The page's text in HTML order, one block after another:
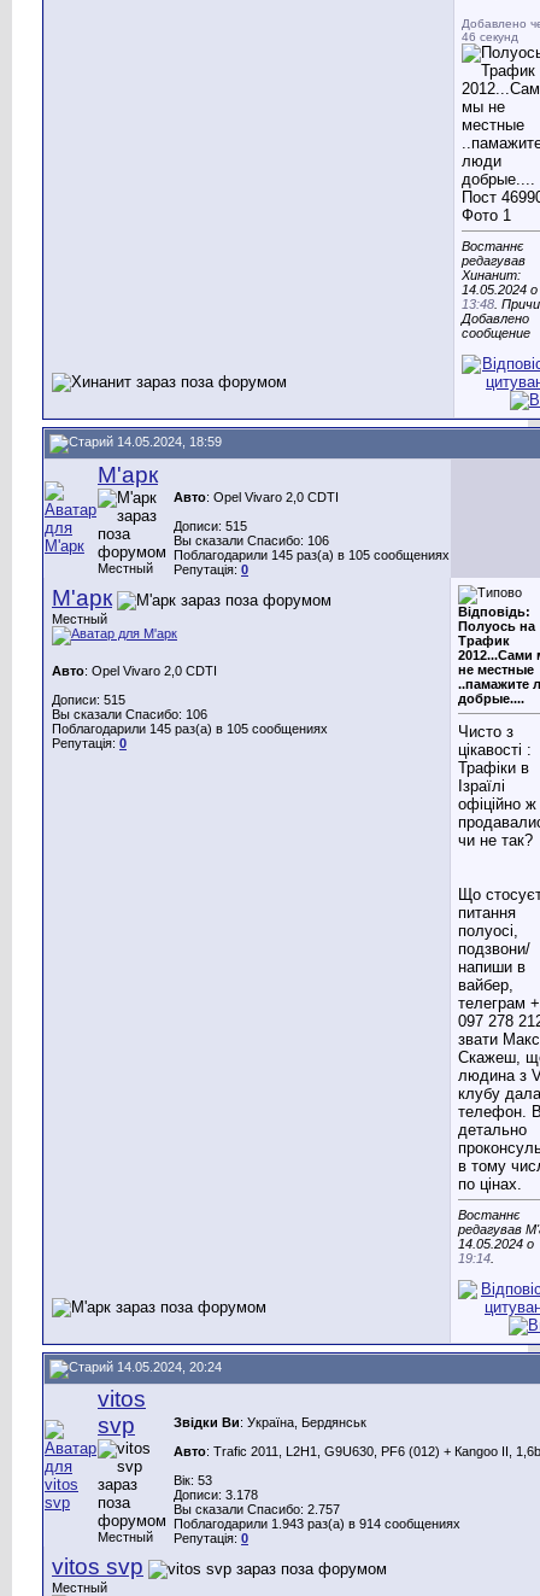
Добавлено
46 секунд
Востаннє
редагував
Хинанит:
14.05.2024 о
13:48 .
Добавлено
сообщение
14.05.2024, 18:59
М'арк
Местный
Авто: Opel Vivaro 2,0 CDTI
Дописи: 515
Вы сказали Спасибо: 106
Поблагодарили 145 раз(а) в 105 сообщениях
Репутація: 0
М'арк
Местный
Авто: Opel Vivaro 2,0 CDTI
Дописи: 515
Вы сказали Спасибо: 106
Поблагодарили 145 раз(а) в 105 сообщениях
Репутація: 0
Відповідь:
Полуось на
Трафик
2012...Сами
не местные
..памажите
добрые....
Чисто з
цікавості :
Трафіки в
Ізраїлі
офіційно
чи не так?
Що
питання
полуосі,
подзвони/
напиши в
вайбер,
телеграм
097 278
звати
Скажеш,
людина з
клубу дала
телефон.
детально
в тому
по цінах.
Востаннє
редагував
14.05.2024 о
19:14
14.05.2024, 20:24
vitos
svp
Местный
Звідки Ви: Україна, Бердянськ
Авто: Trafic 2011, L2H1, G9U630, PF6 (012) + Каngoo II, 1,6b
Вік: 53
Дописи: 3.178
Вы сказали Спасибо: 2.757
Поблагодарили 1.943 раз(а) в 914 сообщениях
Репутація: 0
vitos svp
Местный